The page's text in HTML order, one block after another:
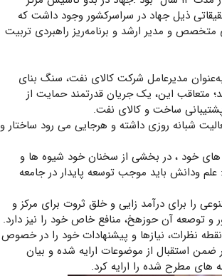
و مرکز آموزشی و تحقیقاتی ذیل جهاد در سراسرکشور وجود داشت که
کاربردی را هدایت کرده؛ و ۱۵ هزار نیروی متخصص و مدیر ارشد و برنامه‌ریز راهبردی تربیت
و به‌عنوان مدیرعامل شرکت کالای نفت، سنگ بنای
این، یک جریان قدرتمند حمایت از
ساخت و کالای نفت.
شبانه روزی داشته و هرجایی می ‌رود ساختار و
های خود ، در بخشی از سخنان خود شیوه ها و
علم ودانش باید موجب توسعه پایدار در جامعه
را برای درآمد زایی و خلق ثروت برای مرکز و
توصعه آن حوزهخ، منافع خاص خود را نیز دارد.
نظرات، نیازها و پیشنهادات خود را در خصوص
استقبال از موضوعات ارایه شده و بیان
های مطرح شده را ارایه کرد.